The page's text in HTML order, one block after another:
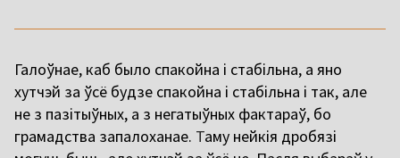
Галоўнае, каб было спакойна і стабільна, а яно
хутчэй за ўсё будзе спакойна і стабільна і так, але
не з пазітыўных, а з негатыўных фактараў, бо
грамадства запалоханае. Таму нейкія дробязі